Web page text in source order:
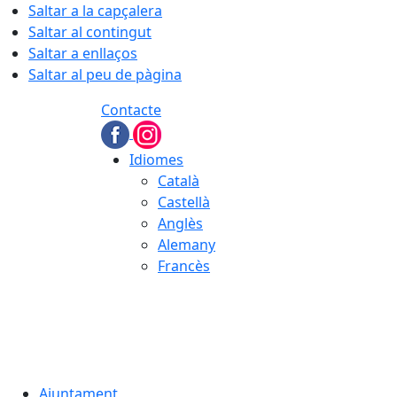
Saltar a la capçalera
Saltar al contingut
Saltar a enllaços
Saltar al peu de pàgina
Contacte
Idiomes
Català
Castellà
Anglès
Alemany
Francès